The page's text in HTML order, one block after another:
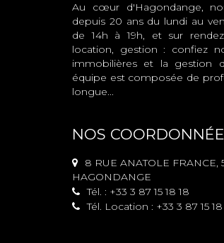
Au cœur d'Hagondange,
depuis 20 ans du lundi au
de 14h à 19h, et sur
location, gestion : confiez
immobilières et la gestion
équipe est composée de
longue...
NOS
8 RUE ANATOLE FRANCE,
HAGONDANGE
Tél. : +33 3 87 15 18 18
Tél. Location : +33 3 87 15 18